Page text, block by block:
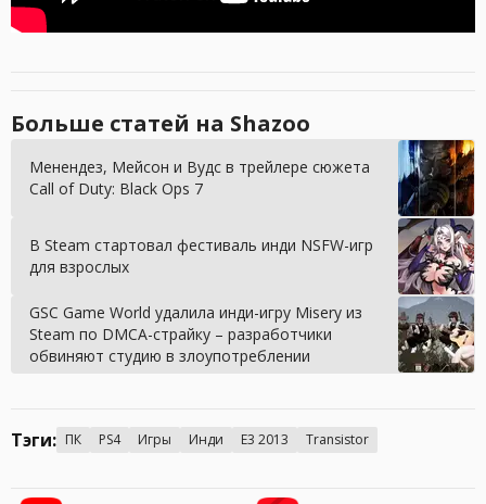
Больше статей на Shazoo
Менендез, Мейсон и Вудс в трейлере сюжета
Call of Duty: Black Ops 7
В Steam стартовал фестиваль инди NSFW-игр
для взрослых
GSC Game World удалила инди-игру Misery из
Steam по DMCA-страйку – разработчики
обвиняют студию в злоупотреблении
Тэги: ПК PS4 Игры Инди E3 2013 Transistor